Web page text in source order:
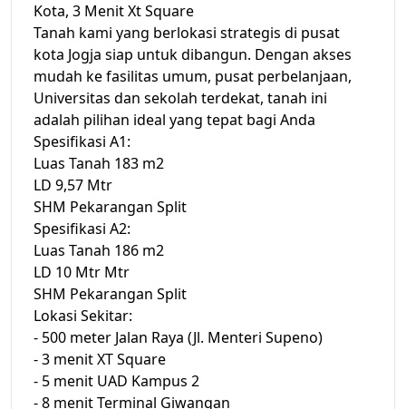
Kota, 3 Menit Xt Square
Tanah kami yang berlokasi strategis di pusat
kota Jogja siap untuk dibangun. Dengan akses
mudah ke fasilitas umum, pusat perbelanjaan,
Universitas dan sekolah terdekat, tanah ini
adalah pilihan ideal yang tepat bagi Anda
Spesifikasi A1:
Luas Tanah 183 m2
LD 9,57 Mtr
SHM Pekarangan Split
Spesifikasi A2:
Luas Tanah 186 m2
LD 10 Mtr Mtr
SHM Pekarangan Split
Lokasi Sekitar:
- 500 meter Jalan Raya (Jl. Menteri Supeno)
- 3 menit XT Square
- 5 menit UAD Kampus 2
- 8 menit Terminal Giwangan